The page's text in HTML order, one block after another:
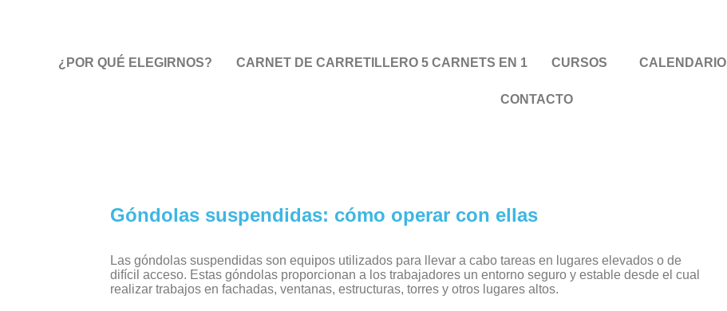
¿POR QUÉ ELEGIRNOS? CARNET DE CARRETILLERO 5 CARNETS EN 1 CURSOS CALENDARIO
CONTACTO
Góndolas suspendidas: cómo operar con ellas
Las góndolas suspendidas son equipos utilizados para llevar a cabo tareas en lugares elevados o de
difícil acceso. Estas góndolas proporcionan a los trabajadores un entorno seguro y estable desde el cual
realizar trabajos en fachadas, ventanas, estructuras, torres y otros lugares altos.